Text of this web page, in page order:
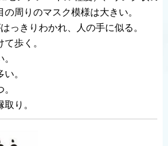
の周りのマスク模様は大きい。
っきりわかれ、人の手に似る。
て歩く。
。
り。